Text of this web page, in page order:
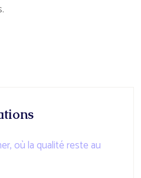
où la qualité reste au